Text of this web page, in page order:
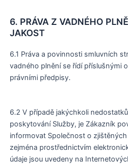
6. PRÁVA Z VADNÉHO
JAKOST
6.1 Práva a povinnosti smluvních
vadného plnění se řídí příslušnými
právními předpisy.
6.2 V případě jakýchkoli
poskytování Služby, je Zákazník
informovat Společnost o
zejména prostřednictvím
údaje jsou uvedeny na